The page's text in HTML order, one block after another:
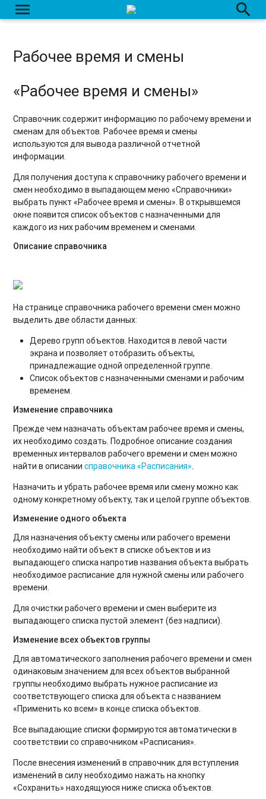
menu search
Рабочее время и смены
«Рабочее время и смены»
Справочник содержит информацию по рабочему времени и
сменам для объектов. Рабочее время и смены
используются для вывода различной отчетной
информации.
Для получения доступа к справочнику рабочего времени и
смен необходимо в выпадающем меню «Справочники»
выбрать пункт «Рабочее время и смены». В открывшемся
окне появится список объектов с назначенными для
каждого из них рабочим временем и сменами.
Описание справочника
На странице справочника рабочего времени смен можно
выделить две области данных:
Дерево групп объектов. Находится в левой части
экрана и позволяет отобразить объекты,
принадлежащие одной определенной группе.
Список объектов с назначенными сменами и рабочим
временем.
Изменение справочника
Прежде чем назначать объектам рабочее время и смены,
их необходимо создать. Подробное описание создания
временных интервалов рабочего времени и смен можно
найти в описаниисправочника «Расписания».
Назначить и убрать рабочее время или смену можно как
одному конкретному объекту, так и целой группе объектов.
Изменение одного объекта
Для назначения объекту смены или рабочего времени
необходимо найти объект в списке объектов и из
выпадающего списка напротив названия объекта выбрать
необходимое расписание для нужной смены или рабочего
времени.
Для очистки рабочего времени и смен выберите из
выпадающего списка пустой элемент (без надписи).
Изменение всех объектов группы
Для автоматического заполнения рабочего времени и смен
одинаковым значением для всех объектов выбранной
группы необходимо выбрать нужное расписание из
соответствующего списка для объекта с названием
«Применить ко всем» в конце списка объектов.
Все выпадающие списки формируются автоматически в
соответствии со справочником «Расписания».
После внесения изменений в справочник для вступления
изменений в силу необходимо нажать на кнопку
«Сохранить» находящуюся ниже списка объектов.